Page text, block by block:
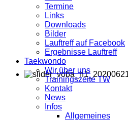
Termine
Links
Downloads
Bilder
Lauftreff auf Facebook
Ergebnisse Lauftreff
Taekwondo
Wir über uns
Trainingszeite TW
Kontakt
News
Infos
Allgemeines